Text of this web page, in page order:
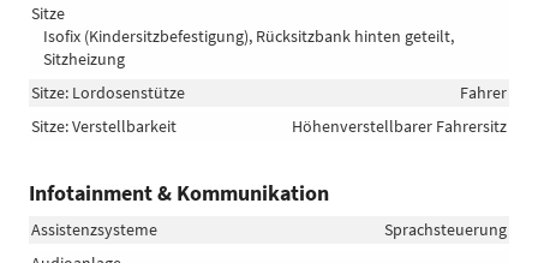
Sitze
Isofix (Kindersitzbefestigung), Rücksitzbank hinten geteilt,
Sitzheizung
Sitze: Lordosenstütze
Fahrer
Sitze: Verstellbarkeit
Höhenverstellbarer Fahrersitz
Infotainment & Kommunikation
Assistenzsysteme
Sprachsteuerung